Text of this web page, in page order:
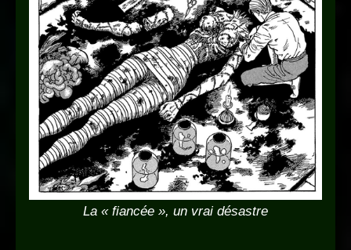
La « fiancée », un vrai désastre